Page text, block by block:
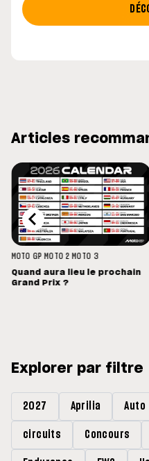
Articles
MOTO GP MOTO 2 MOTO 3
Quand aura lieu le prochain
Grand Prix ?
Explorer par filtre
2027 Aprilia Auto
circuits Concours